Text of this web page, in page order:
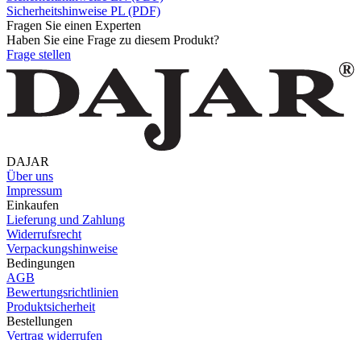
Sicherheitshinweise PL (PDF)
Fragen Sie einen Experten
Haben Sie eine Frage zu diesem Produkt?
Frage stellen
DAJAR
Über uns
Impressum
Einkaufen
Lieferung und Zahlung
Widerrufsrecht
Verpackungshinweise
Bedingungen
AGB
Bewertungsrichtlinien
Produktsicherheit
Bestellungen
Vertrag widerrufen